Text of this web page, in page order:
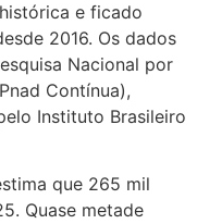
e ficado
2016. Os dados
Nacional por
Contínua),
Instituto Brasileiro
que 265 mil
Quase metade